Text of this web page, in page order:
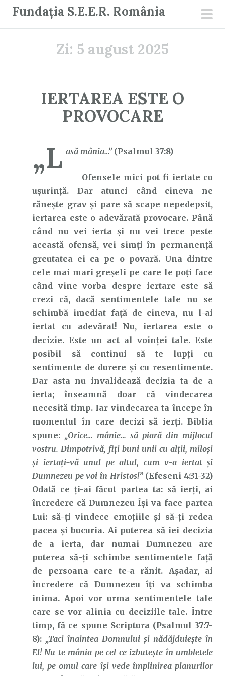
Fundația S.E.E.R. România
Zi: 5 august 2025
IERTAREA ESTE O
PROVOCARE
„L asă mânia…” (Psalmul 37:8)
Ofensele mici pot fi iertate cu
ușurință. Dar atunci când cineva ne
rănește grav și pare să scape nepedepsit,
iertarea este o adevărată provocare. Până
când nu vei ierta și nu vei trece peste
această ofensă, vei simți în permanență
greutatea ei ca pe o povară. Una dintre
cele mai mari greșeli pe care le poți face
când vine vorba despre iertare este să
crezi că, dacă sentimentele tale nu se
schimbă imediat față de cineva, nu l-ai
iertat cu adevărat! Nu, iertarea este o
decizie. Este un act al voinței tale. Este
posibil să continui să te lupți cu
sentimente de durere și cu resentimente.
Dar asta nu invalidează decizia ta de a
ierta; înseamnă doar că vindecarea
necesită timp. Iar vindecarea ta începe în
momentul în care decizi să ierți. Biblia
spune: „Orice… mânie… să piară din mijlocul
vostru. Dimpotrivă, fiţi buni unii cu alţii, miloşi
şi iertaţi-vă unul pe altul, cum v-a iertat şi
Dumnezeu pe voi în Hristos!”(Efeseni 4:31-32)
Odată ce ți-ai făcut partea ta: să ierți, ai
încredere că Dumnezeu Își va face partea
Lui: să-ți vindece emoțiile și să-ți redea
pacea și bucuria. Ai puterea să iei decizia
de a ierta, dar numai Dumnezeu are
puterea să-ți schimbe sentimentele față
de persoana care te-a rănit. Așadar, ai
încredere că Dumnezeu îți va schimba
inima. Apoi vor urma sentimentele tale
care se vor alinia cu deciziile tale. Între
timp, fă ce spune Scriptura (Psalmul 37:7-
8): „Taci înaintea Domnului şi nădăjduieşte în
El! Nu te mânia pe cel ce izbuteşte în umbletele
lui, pe omul care îşi vede împlinirea planurilor